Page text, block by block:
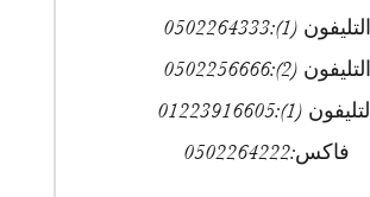
التليفون (1):
0502264333
التليفون (2):
0502256666
التليفون (1):
01223916605
فاكس:0502264222